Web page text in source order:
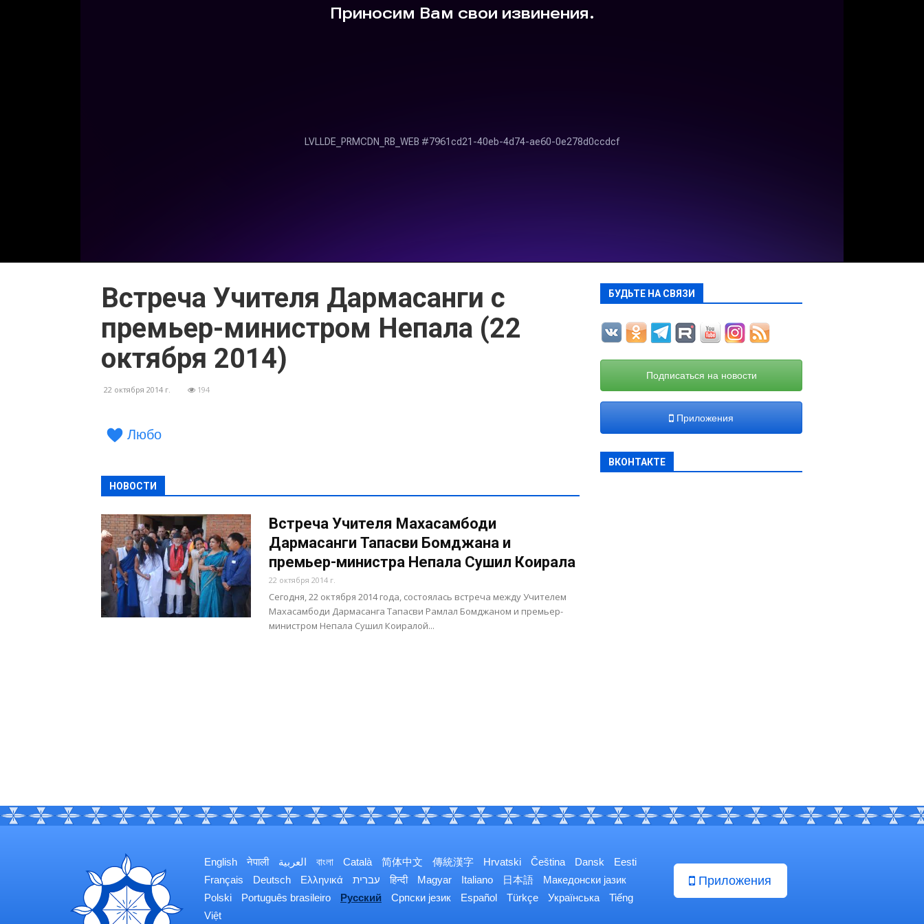
Встреча Учителя Дармасанги с
премьер-министром Непала (22
октября 2014)
22 октября 2014 г. 194
Любо
НОВОСТИ
Встреча Учителя Махасамбоди
Дармасанги Тапасви Бомджана и
премьер-министра Непала Сушил Коирала
22 октября 2014 г.
Сегодня, 22 октября 2014 года, состоялась встреча между Учителем
Махасамбоди Дармасанга Тапасви Рамлал Бомджаном и премьер-
министром Непала Сушил Коиралой...
БУДЬТЕ НА СВЯЗИ
Подписаться на новости
Приложения
ВКОНТАКТЕ
English नेपाली العربية বাংলা Català 简体中文 傳統漢字 Hrvatski Čeština Dansk
Eesti
Français
Deutsch Ελληνικά עברית हिन्दी Magyar Italiano 日本語
Македонски јазик
Polski
Português brasileiro Русский Српски језик Español Türkçe Українська
Tiếng
Việt
Приложения